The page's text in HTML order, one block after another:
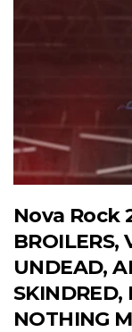
Nova Rock
BROILERS,
UNDEAD,
SKINDRED,
NOTHING